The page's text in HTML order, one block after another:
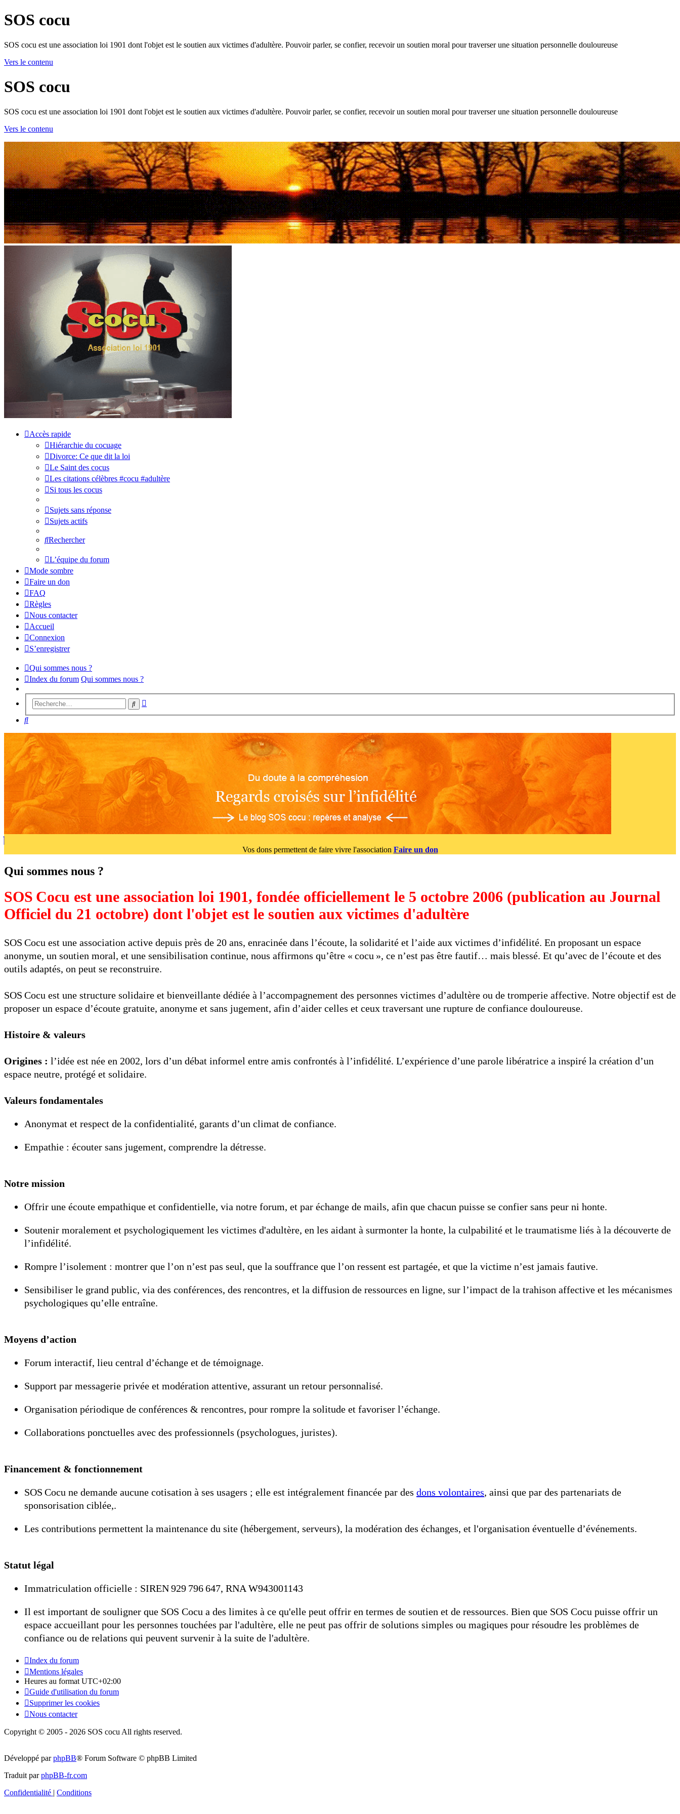
SOS cocu
SOS cocu est une association loi 1901 dont l'objet est le soutien aux victimes d'adultère. Pouvoir parler, se confier, recevoir un soutien moral pour traverser une situation personnelle douloureuse
Vers le contenu
SOS cocu
SOS cocu est une association loi 1901 dont l'objet est le soutien aux victimes d'adultère. Pouvoir parler, se confier, recevoir un soutien moral pour traverser une situation personnelle douloureuse
Vers le contenu
Accès rapide
Hiérarchie du cocuage
Divorce: Ce que dit la loi
Le Saint des cocus
Les citations célèbres #cocu #adultère
Si tous les cocus
Sujets sans réponse
Sujets actifs
Rechercher
L’équipe du forum
Mode sombre
Faire un don
FAQ
Règles
Nous contacter
Accueil
Connexion
S’enregistrer
Qui sommes nous ?
Index du forum Qui sommes nous ?
Rechercher
Rechercher
Vos dons permettent de faire vivre l'association Faire un don
Qui sommes nous ?
SOS Cocu est une association loi 1901, fondée officiellement le 5 octobre 2006 (publication au Journal
Officiel du 21 octobre) dont l'objet est le soutien aux victimes d'adultère
SOS Cocu est une association active depuis près de 20 ans, enracinée dans l’écoute, la solidarité et l’aide aux victimes d’infidélité. En proposant un espace
anonyme, un soutien moral, et une sensibilisation continue, nous affirmons qu’être « cocu », ce n’est pas être fautif… mais blessé. Et qu’avec de l’écoute et des
outils adaptés, on peut se reconstruire.
SOS Cocu est une structure solidaire et bienveillante dédiée à l’accompagnement des personnes victimes d’adultère ou de tromperie affective. Notre objectif est de
proposer un espace d’écoute gratuite, anonyme et sans jugement, afin d’aider celles et ceux traversant une rupture de confiance douloureuse.
Histoire & valeurs
Origines : l’idée est née en 2002, lors d’un débat informel entre amis confrontés à l’infidélité. L’expérience d’une parole libératrice a inspiré la création d’un
espace neutre, protégé et solidaire.
Valeurs fondamentales
Anonymat et respect de la confidentialité, garants d’un climat de confiance.
Empathie : écouter sans jugement, comprendre la détresse.
Notre mission
Offrir une écoute empathique et confidentielle, via notre forum, et par échange de mails, afin que chacun puisse se confier sans peur ni honte.
Soutenir moralement et psychologiquement les victimes d'adultère, en les aidant à surmonter la honte, la culpabilité et le traumatisme liés à la découverte de
l’infidélité.
Rompre l’isolement : montrer que l’on n’est pas seul, que la souffrance que l’on ressent est partagée, et que la victime n’est jamais fautive.
Sensibiliser le grand public, via des conférences, des rencontres, et la diffusion de ressources en ligne, sur l’impact de la trahison affective et les mécanismes
psychologiques qu’elle entraîne.
Moyens d’action
Forum interactif, lieu central d’échange et de témoignage.
Support par messagerie privée et modération attentive, assurant un retour personnalisé.
Organisation périodique de conférences & rencontres, pour rompre la solitude et favoriser l’échange.
Collaborations ponctuelles avec des professionnels (psychologues, juristes).
Financement & fonctionnement
SOS Cocu ne demande aucune cotisation à ses usagers ; elle est intégralement financée par des dons volontaires, ainsi que par des partenariats de
sponsorisation ciblée,.
Les contributions permettent la maintenance du site (hébergement, serveurs), la modération des échanges, et l'organisation éventuelle d’événements.
Statut légal
Immatriculation officielle : SIREN 929 796 647, RNA W943001143
Il est important de souligner que SOS Cocu a des limites à ce qu'elle peut offrir en termes de soutien et de ressources. Bien que SOS Cocu puisse offrir un
espace accueillant pour les personnes touchées par l'adultère, elle ne peut pas offrir de solutions simples ou magiques pour résoudre les problèmes de
confiance ou de relations qui peuvent survenir à la suite de l'adultère.
Index du forum
Mentions légales
Heures au format UTC+02:00
Guide d'utilisation du forum
Supprimer les cookies
Nous contacter
Copyright © 2005 - 2026 SOS cocu All rights reserved.
Développé parphpBB® Forum Software © phpBB Limited
Traduit parphpBB-fr.com
Confidentialité | Conditions